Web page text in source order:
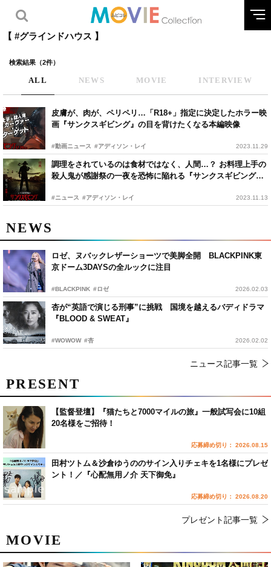
【 #グラインドハウス 】
検索結果（2件）
ALL NEWS MOVIE INTERVIEW
皮膚が、肉が、ペリペリ…「R18+」指定に決定したホラー映
画『サンクスギビング』の目を背けたくなる本編映像
#動画ニュース #アディソン・レイ 2023.11.29
調理をされているのは食材ではなく、人間…？ お料理上手の
殺人鬼が感謝祭の一夜を恐怖に陥れる『サンクスギビング』
#ニュース #アディソン・レイ 2023.11.13
NEWS
ロゼ、ヌバックレザーショーツで美脚全開 BLACKPINK東
京ドーム3DAYSの全ルックに注目
#BLACKPINK #ロゼ 2026.02.03
杏が“英語で演じる刑事”に挑戦 国境を越えるバディドラマ
『BLOOD & SWEAT』
#WOWOW #杏 2026.02.02
ニュース記事一覧
MOVIE
PRESENT
【監督登壇】『猫たちと7000マイルの旅』一般試写会に10組
20名様をご招待！
応募締め切り： 2026.08.15
田村ツトム＆沙倉ゆうののサイン入りチェキを1名様にプレゼ
ント！／『心配無用ノ介 天下御免』
応募締め切り： 2026.08.20
プレゼント記事一覧